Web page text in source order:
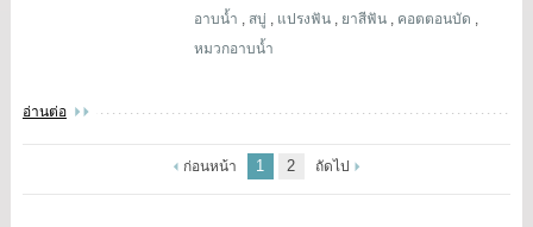
อาบน้ำ , สบู่ , แปรงฟัน , ยาสีฟัน , คอตตอนบัด ,
หมวกอาบน้ำ
อ่านต่อ
ก่อนหน้า 1 2 ถัดไป